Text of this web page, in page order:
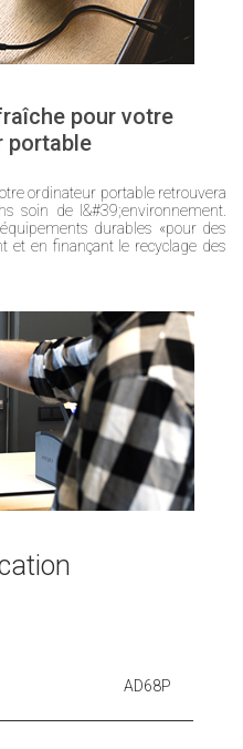
pour votre
portable
ordinateur portable retrouvera
soin de l&#39;environnement.
durables «pour des
et en finançant le recyclage des
AD68P